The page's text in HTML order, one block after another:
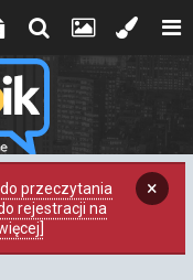
przeczytania
rejestracji na
×